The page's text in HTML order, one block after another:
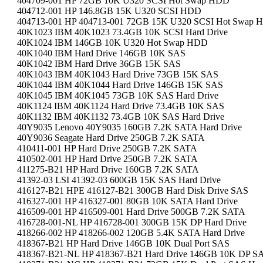
404712-001 HP 146.8GB 15K U320 SCSI HDD
404713-001 HP 404713-001 72GB 15K U320 SCSI Hot Swap
40K1023 IBM 40K1023 73.4GB 10K SCSI Hard Drive
40K1024 IBM 146GB 10K U320 Hot Swap HDD
40K1040 IBM Hard Drive 146GB 10K SAS
40K1042 IBM Hard Drive 36GB 15K SAS
40K1043 IBM 40K1043 Hard Drive 73GB 15K SAS
40K1044 IBM 40K1044 Hard Drive 146GB 15K SAS
40K1045 IBM 40K1045 73GB 10K SAS Hard Drive
40K1124 IBM 40K1124 Hard Drive 73.4GB 10K SAS
40K1132 IBM 40K1132 73.4GB 10K SAS Hard Drive
40Y9035 Lenovo 40Y9035 160GB 7.2K SATA Hard Drive
40Y9036 Seagate Hard Drive 250GB 7.2K SATA
410411-001 HP Hard Drive 250GB 7.2K SATA
410502-001 HP Hard Drive 250GB 7.2K SATA
411275-B21 HP Hard Drive 160GB 7.2K SATA
41392-03 LSI 41392-03 600GB 15K SAS Hard Drive
416127-B21 HPE 416127-B21 300GB Hard Disk Drive SAS
416327-001 HP 416327-001 80GB 10K SATA Hard Drive
416509-001 HP 416509-001 Hard Drive 500GB 7.2K SATA
416728-001-NL HP 416728-001 300GB 15K DP Hard Drive
418266-002 HP 418266-002 120GB 5.4K SATA Hard Drive
418367-B21 HP Hard Drive 146GB 10K Dual Port SAS
418367-B21-NL HP 418367-B21 Hard Drive 146GB 10K DP